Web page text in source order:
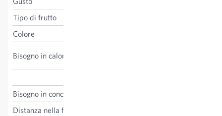
Tipo di frutto
Colore
Bisogno in calore
Bisogno in concime
Distanza nella fila